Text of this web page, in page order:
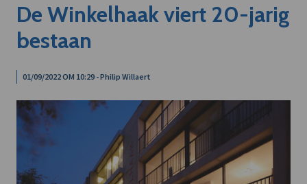
De Winkelhaak viert 20-jarig
bestaan
01/09/2022 OM 10:29 - Philip Willaert